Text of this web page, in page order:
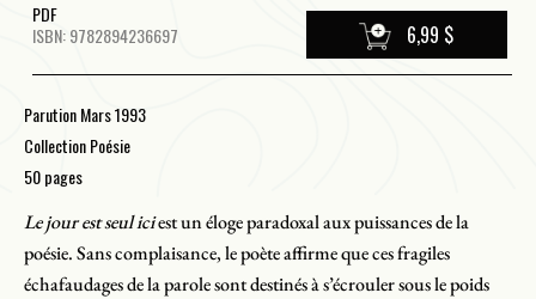
PDF
ISBN: 9782894236697
6,99 $
Parution Mars 1993
Collection Poésie
50 pages
Le jour est seul iciest un éloge paradoxal aux puissances de la
poésie. Sans complaisance, le poète affirme que ces fragiles
échafaudages de la parole sont destinés à s’écrouler sous le poids